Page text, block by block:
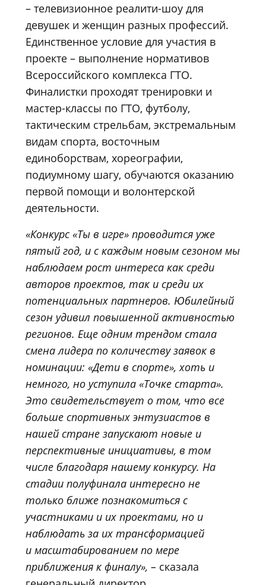
– телевизионное реалити-шоу для
девушек и женщин разных профессий.
Единственное условие для участия в
проекте – выполнение нормативов
Всероссийского комплекса ГТО.
Финалистки проходят тренировки и
мастер-классы по ГТО, футболу,
тактическим стрельбам, экстремальным
видам спорта, восточным
единоборствам, хореографии,
подиумному шагу, обучаются оказанию
первой помощи и волонтерской
деятельности.
«Конкурс «Ты в игре» проводится уже
пятый год, и с каждым новым сезоном мы
наблюдаем рост интереса как среди
авторов проектов, так и среди их
потенциальных партнеров. Юбилейный
сезон удивил повышенной активностью
регионов. Еще одним трендом стала
смена лидера по количеству заявок в
номинации: «Дети в спорте», хоть и
немного, но уступила «Точке старта».
Это свидетельствует о том, что все
больше спортивных энтузиастов в
нашей стране запускают новые и
перспективные инициативы, в том
числе благодаря нашему конкурсу. На
стадии полуфинала интересно не
только ближе познакомиться с
участниками и их проектами, но и
наблюдать за их трансформацией
и масштабированием по мере
приближения к финалу», – сказала